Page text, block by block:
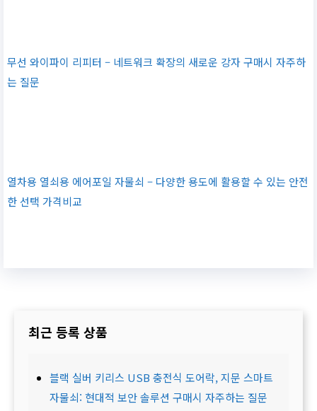
무선 와이파이 리피터 – 네트워크 확장의 새로운 강자 구매시 자주하
는 질문
열차용 열쇠용 에어포일 자물쇠 – 다양한 용도에 활용할 수 있는 안전
한 선택 가격비교
최근 등록 상품
블랙 실버 키리스 USB 충전식 도어락, 지문 스마트
자물쇠: 현대적 보안 솔루션 구매시 자주하는 질문